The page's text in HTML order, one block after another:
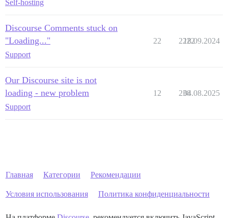
Self-hosting
Discourse Comments stuck on
"Loading..."
Support
22 2222
18.09.2024
Our Discourse site is not
loading - new problem
Support
12 238
04.08.2025
Главная Категории Рекомендации
Условия использования Политика конфиденциальности